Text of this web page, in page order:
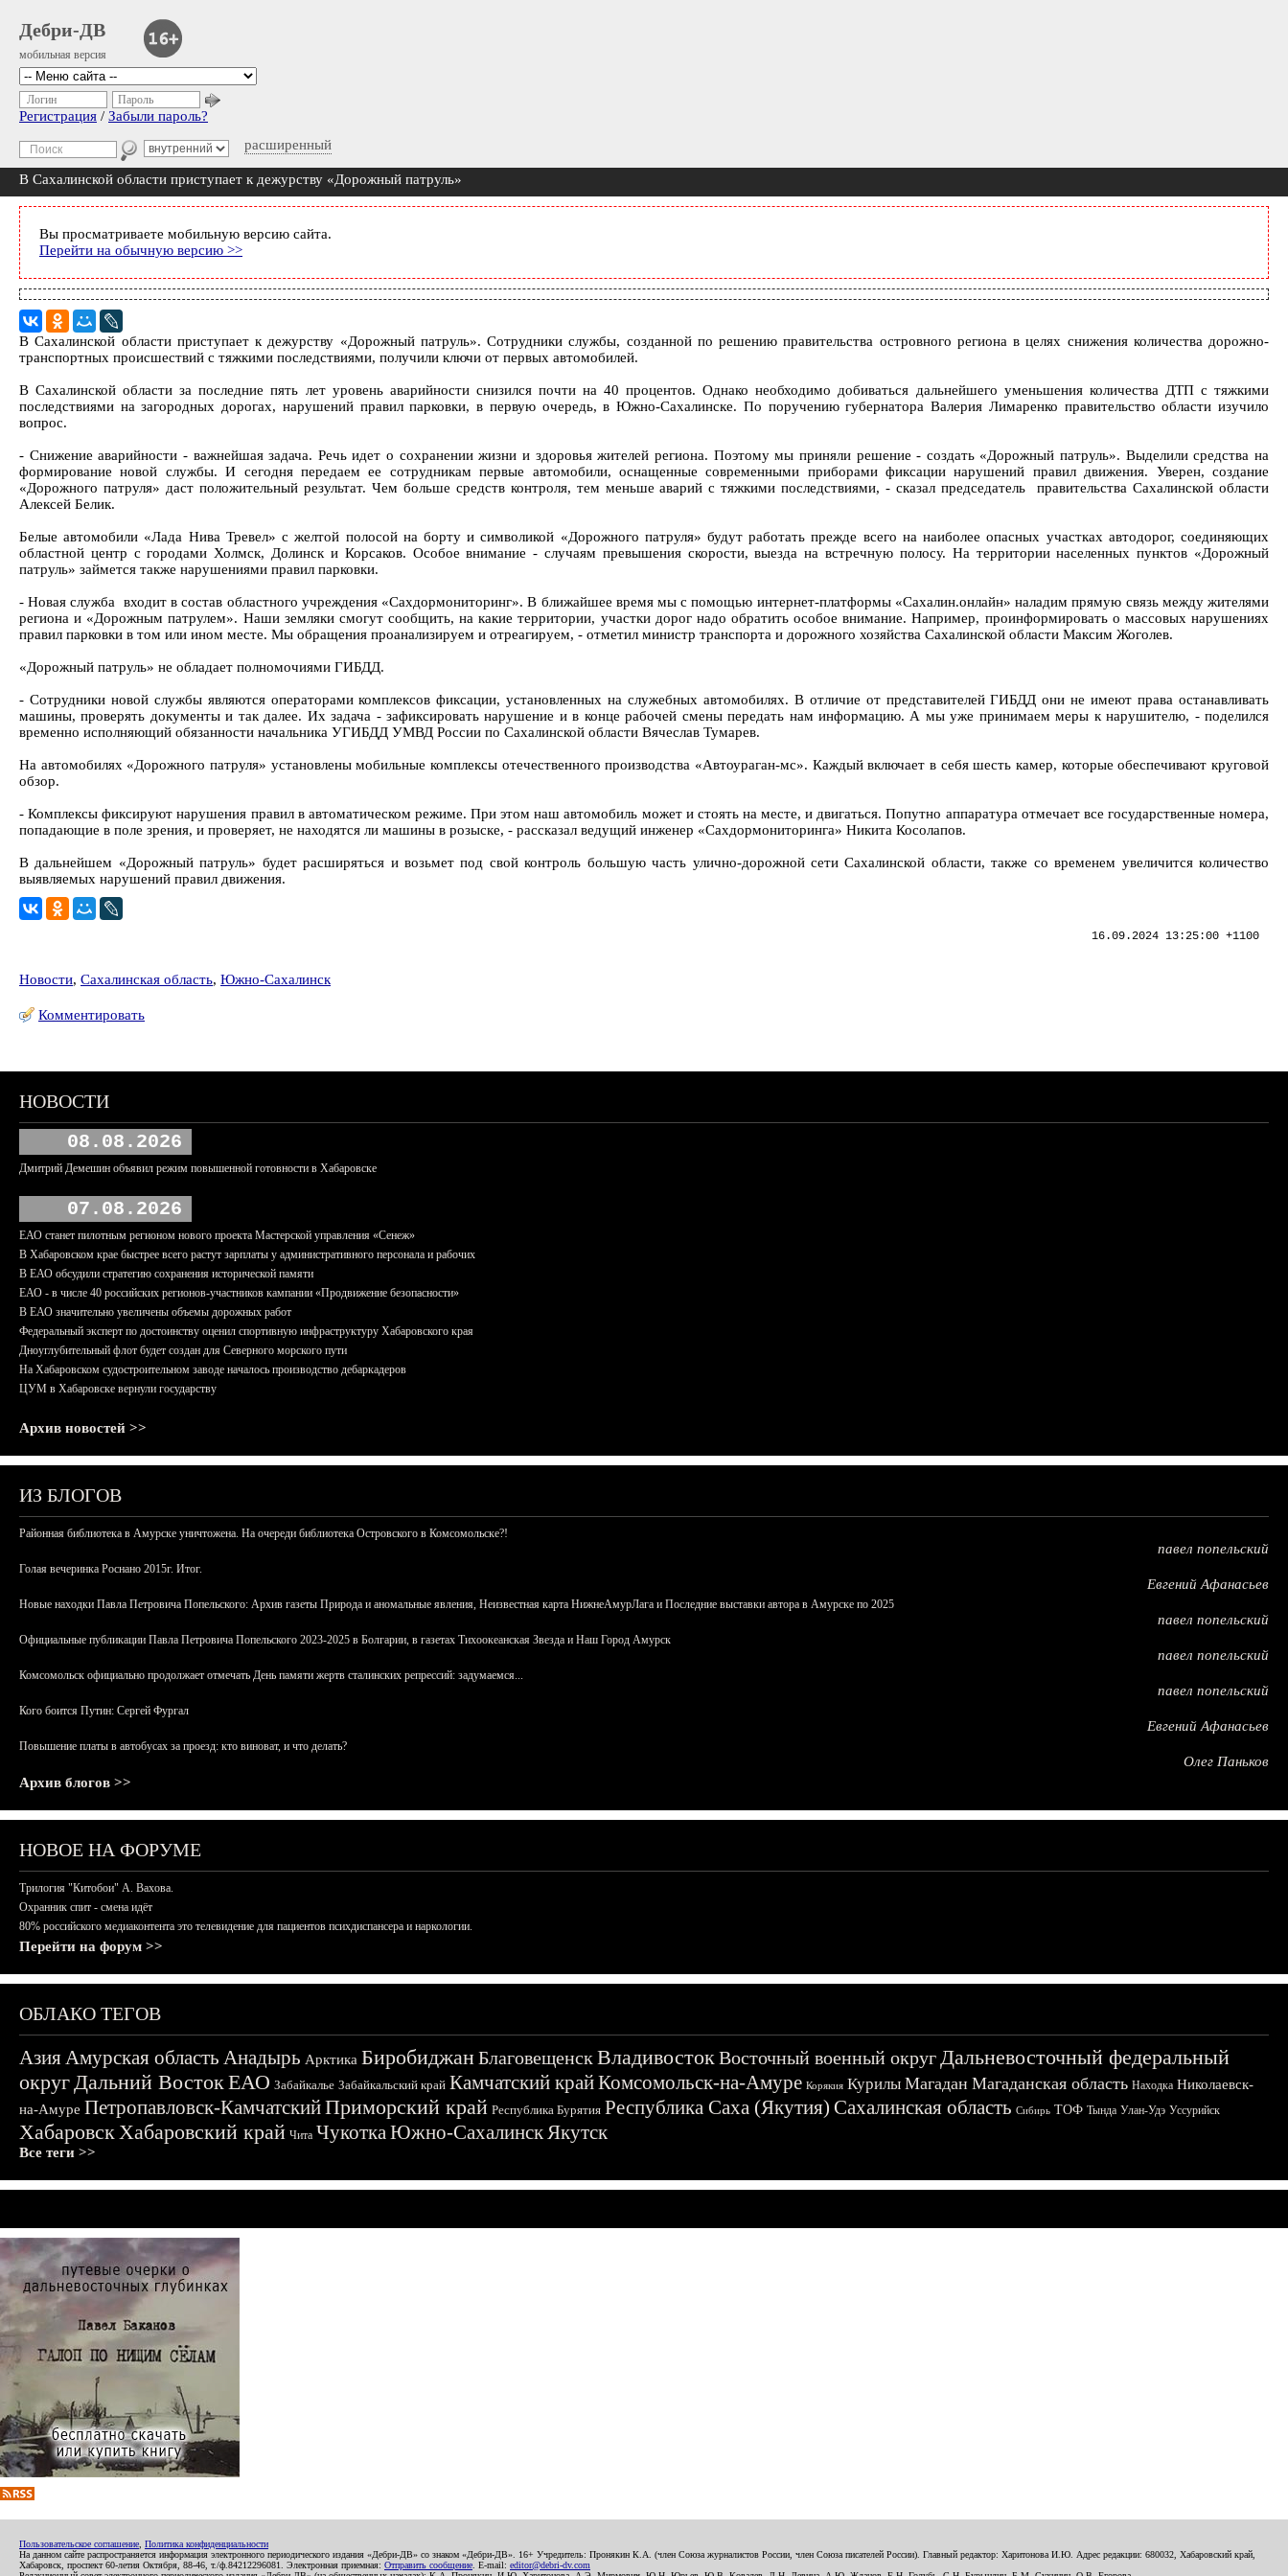
Дебри-ДВ
мобильная версия
расширенный
Логин Пароль
Регистрация / Забыли пароль?
В Сахалинской области приступает к дежурству «Дорожный патруль»
Вы просматриваете мобильную версию сайта.
Перейти на обычную версию >>
В Сахалинской области приступает к дежурству «Дорожный патруль». Сотрудники службы, созданной по решению правительства островного региона в целях снижения количества дорожно-
транспортных происшествий с тяжкими последствиями, получили ключи от первых автомобилей.
В Сахалинской области за последние пять лет уровень аварийности снизился почти на 40 процентов. Однако необходимо добиваться дальнейшего уменьшения количества ДТП с тяжкими
последствиями на загородных дорогах, нарушений правил парковки, в первую очередь, в Южно-Сахалинске. По поручению губернатора Валерия Лимаренко правительство области изучило
вопрос.
- Снижение аварийности - важнейшая задача. Речь идет о сохранении жизни и здоровья жителей региона. Поэтому мы приняли решение - создать «Дорожный патруль». Выделили средства на
формирование новой службы. И сегодня передаем ее сотрудникам первые автомобили, оснащенные современными приборами фиксации нарушений правил движения. Уверен, создание
«Дорожного патруля» даст положительный результат. Чем больше средств контроля, тем меньше аварий с тяжкими последствиями, - сказал председатель правительства Сахалинской области
Алексей Белик.
Белые автомобили «Лада Нива Тревел» с желтой полосой на борту и символикой «Дорожного патруля» будут работать прежде всего на наиболее опасных участках автодорог, соединяющих
областной центр с городами Холмск, Долинск и Корсаков. Особое внимание - случаям превышения скорости, выезда на встречную полосу. На территории населенных пунктов «Дорожный
патруль» займется также нарушениями правил парковки.
- Новая служба входит в состав областного учреждения «Сахдормониторинг». В ближайшее время мы с помощью интернет-платформы «Сахалин.онлайн» наладим прямую связь между жителями
региона и «Дорожным патрулем». Наши земляки смогут сообщить, на какие территории, участки дорог надо обратить особое внимание. Например, проинформировать о массовых нарушениях
правил парковки в том или ином месте. Мы обращения проанализируем и отреагируем, - отметил министр транспорта и дорожного хозяйства Сахалинской области Максим Жоголев.
«Дорожный патруль» не обладает полномочиями ГИБДД.
- Сотрудники новой службы являются операторами комплексов фиксации, установленных на служебных автомобилях. В отличие от представителей ГИБДД они не имеют права останавливать
машины, проверять документы и так далее. Их задача - зафиксировать нарушение и в конце рабочей смены передать нам информацию. А мы уже принимаем меры к нарушителю, - поделился
временно исполняющий обязанности начальника УГИБДД УМВД России по Сахалинской области Вячеслав Тумарев.
На автомобилях «Дорожного патруля» установлены мобильные комплексы отечественного производства «Автоураган-мс». Каждый включает в себя шесть камер, которые обеспечивают круговой
обзор.
- Комплексы фиксируют нарушения правил в автоматическом режиме. При этом наш автомобиль может и стоять на месте, и двигаться. Попутно аппаратура отмечает все государственные номера,
попадающие в поле зрения, и проверяет, не находятся ли машины в розыске, - рассказал ведущий инженер «Сахдормониторинга» Никита Косолапов.
В дальнейшем «Дорожный патруль» будет расширяться и возьмет под свой контроль большую часть улично-дорожной сети Сахалинской области, также со временем увеличится количество
выявляемых нарушений правил движения.
16.09.2024 13:25:00 +1100
Новости, Сахалинская область, Южно-Сахалинск
Комментировать
НОВОСТИ
08.08.2026
Дмитрий Демешин объявил режим повышенной готовности в Хабаровске
07.08.2026
ЕАО станет пилотным регионом нового проекта Мастерской управления «Сенеж»
В Хабаровском крае быстрее всего растут зарплаты у административного персонала и рабочих
В ЕАО обсудили стратегию сохранения исторической памяти
ЕАО - в числе 40 российских регионов-участников кампании «Продвижение безопасности»
В ЕАО значительно увеличены объемы дорожных работ
Федеральный эксперт по достоинству оценил спортивную инфраструктуру Хабаровского края
Дноуглубительный флот будет создан для Северного морского пути
На Хабаровском судостроительном заводе началось производство дебаркадеров
ЦУМ в Хабаровске вернули государству
Архив новостей >>
ИЗ БЛОГОВ
Районная библиотека в Амурске уничтожена. На очереди библиотека Островского в Комсомольске?!
павел попельский
Голая вечеринка Роснано 2015г. Итог.
Евгений Афанасьев
Новые находки Павла Петровича Попельского: Архив газеты Природа и аномальные явления, Неизвестная карта НижнеАмурЛага и Последние выставки автора в Амурске по 2025
павел попельский
Официальные публикации Павла Петровича Попельского 2023-2025 в Болгарии, в газетах Тихоокеанская Звезда и Наш Город Амурск
павел попельский
Комсомольск официально продолжает отмечать День памяти жертв сталинских репрессий: задумаемся...
павел попельский
Кого боится Путин: Сергей Фургал
Евгений Афанасьев
Повышение платы в автобусах за проезд: кто виноват, и что делать?
Олег Паньков
Архив блогов >>
НОВОЕ НА ФОРУМЕ
Трилогия "Китобои" А. Вахова.
Охранник спит - смена идёт
80% российского медиаконтента это телевидение для пациентов психдиспансера и наркологии.
Перейти на форум >>
ОБЛАКО ТЕГОВ
АзияАмурская область Анадырь Арктика БиробиджанБлаговещенскВладивостокВосточный военный округДальневосточный федеральный
округДальний ВостокЕАО Забайкалье Забайкальский край Камчатский крайКомсомольск-на-Амуре Корякия Курилы Магадан Магаданская область Находка Николаевск-
на-Амуре Петропавловск-КамчатскийПриморский край Республика Бурятия Республика Саха (Якутия) Сахалинская область Сибирь ТОФ Тында Улан-Удэ Уссурийск
ХабаровскХабаровский край Чита ЧукоткаЮжно-СахалинскЯкутск
Все теги >>
Пользовательское соглашение Политика конфиденциальности
На данном сайте распространяется информация электронного периодического издания «Дебри-ДВ» со знаком «Дебри-ДВ». 16+ Учредитель: Пронякин К.А. (член Союза журналистов России, член Союза писателей России). Главный редактор: Харитонова И.Ю. Адрес редакции: 680032, Хабаровский край,
Хабаровск, проспект 60-летия Октября, 88-46, т./ф.84212296081. Электронная приемная: Отправить сообщение . E-mail: editor@debri-dv.com